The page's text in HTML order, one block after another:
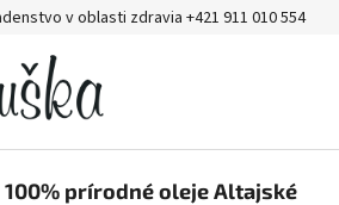
v oblasti zdravia +421 911 010 554
100% prírodné oleje Altajské